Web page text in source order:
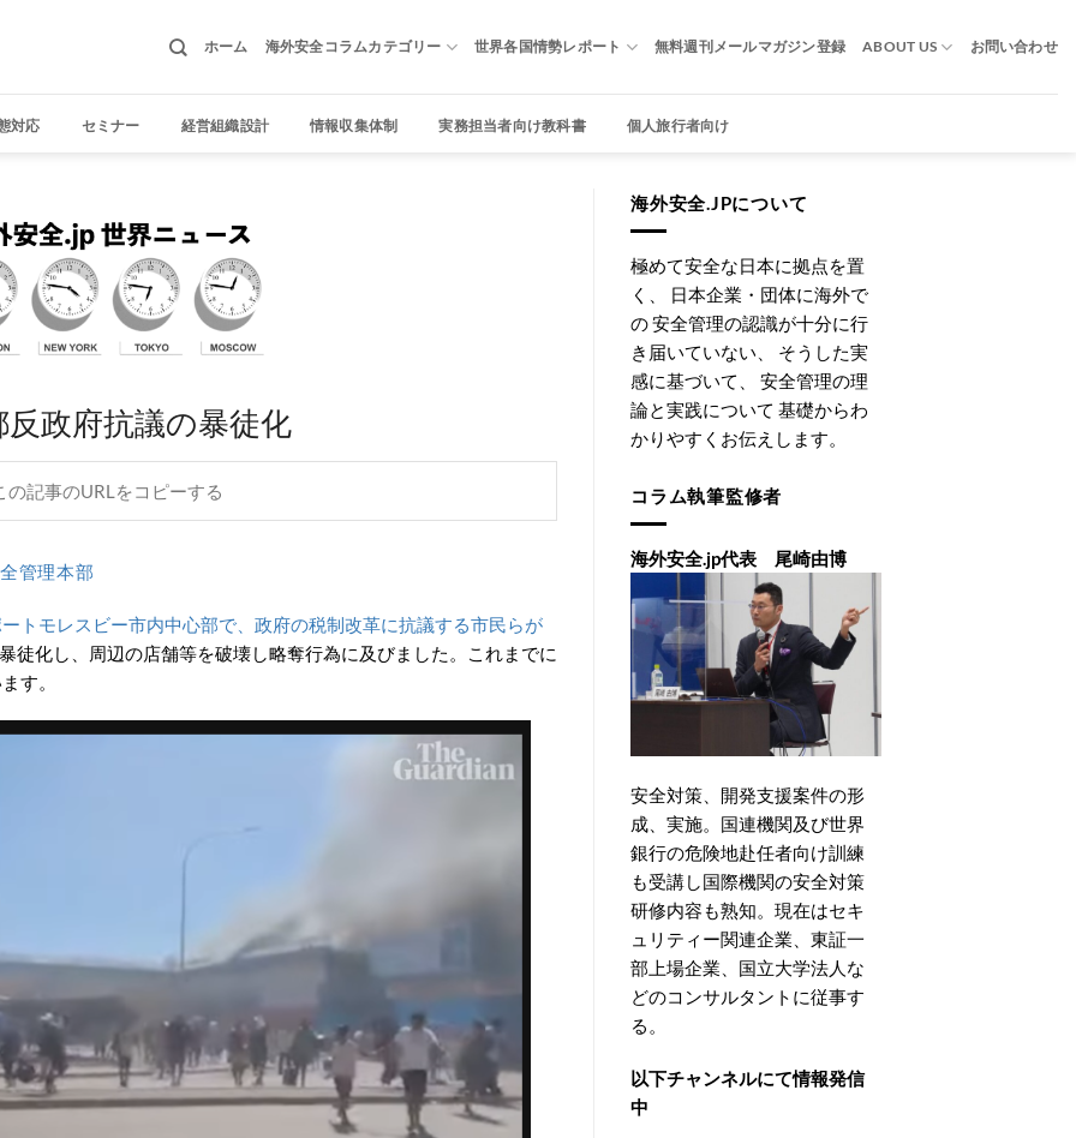
ホーム 海外安全コラムカテゴリー 世界各国情勢レポート 無料週刊メールマガジン登録 ABOUT US お問い合わせ
対応 セミナー 経営組織設計 情報収集体制 実務担当者向け教科書 個人旅行者向け
政府抗議の暴徒化
の記事のURLをコピーする
管理本部
トモレスビー市内中心部で、政府の税制改革に抗議する市民らが
徒化し、周辺の店舗等を破壊し略奪行為に及びました。これまでに
す。
海外安全.JPについて
極めて安全な日本に拠点を置
く、 日本企業・団体に海外で
の 安全管理の認識が十分に行
き届いていない、 そうした実
感に基づいて、 安全管理の理
論と実践について 基礎からわ
かりやすくお伝えします。
コラム執筆監修者
海外安全.jp代表 尾崎由博
安全対策、開発支援案件の形
成、実施。国連機関及び世界
銀行の危険地赴任者向け訓練
も受講し国際機関の安全対策
研修内容も熟知。現在はセキ
ュリティー関連企業、東証一
部上場企業、国立大学法人な
どのコンサルタントに従事す
る。
以下チャンネルにて情報発信
中